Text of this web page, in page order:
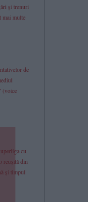
și trenuri
mai multe
de
(voice
cu
reușită din
și timpul